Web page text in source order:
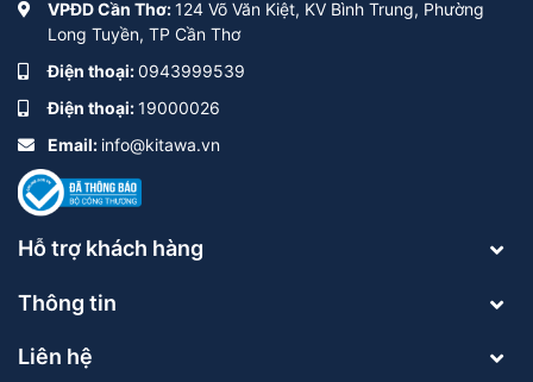
VPĐD Cần Thơ:124 Võ Văn Kiệt, KV Bình Trung, Phường
Long Tuyền, TP Cần Thơ
Điện thoại:0943999539
Điện thoại:19000026
Email: info@kitawa.vn
Hỗ trợ khách hàng
Thông tin
Liên hệ